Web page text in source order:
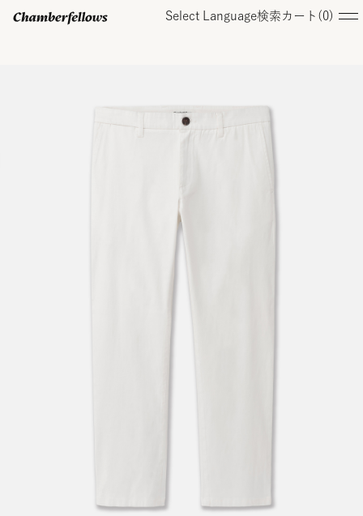
Select Language検索 カート( 0)